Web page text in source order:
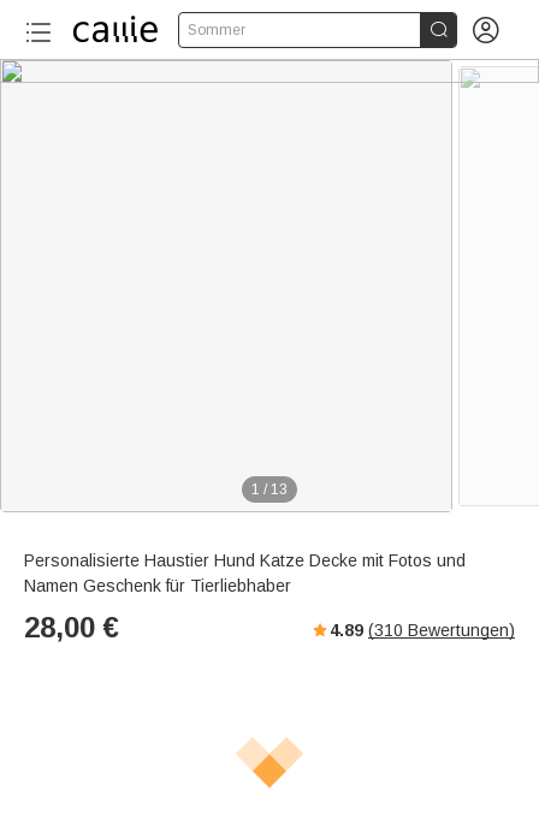
Sommer  
1 / 13
Personalisierte Haustier Hund Katze Decke mit Fotos und
Namen Geschenk für Tierliebhaber
28,00 € 4.89 (310 Bewertungen)